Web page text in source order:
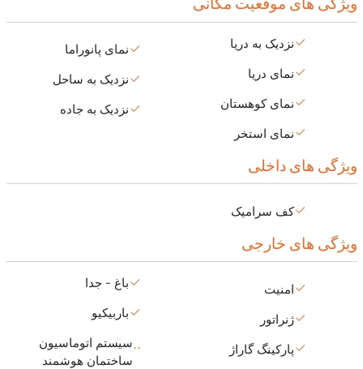
نزدیک به دریا
نمای دریا
نمای کوهستان
نمای استخر
نمای پانوراما
نزدیک به ساحل
نزدیک به جاده
ویژگی های داخلی
کف سرامیک
ویژگی های خارجی
امنیت
ژنراتور
پارکینگ گاراژ
باغ - جدا
باربیکیو
سیستم اتوماسیون
ساختمان هوشمند